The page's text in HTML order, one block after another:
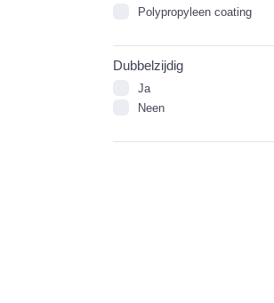
Polypropyleen coating
Dubbelzijdig
Ja
Neen